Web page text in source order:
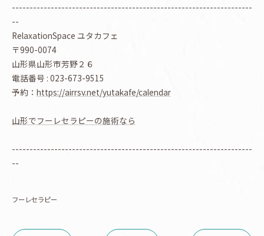
--------------------------------------------------------------------
--
RelaxationSpace ユタカフェ
〒990-0074
山形県山形市芳野２６
電話番号 : 023-673-9515
予約： https://airrsv.net/yutakafe/calendar
山形でフーレセラピーの施術なら
--------------------------------------------------------------------
--
フーレセラピー